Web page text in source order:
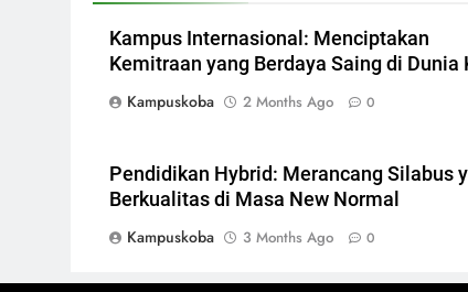
Kampus Internasional: Menciptakan
Kemitraan yang Berdaya Saing di Dunia
Kampuskoba
2 Months Ago 0
Pendidikan Hybrid: Merancang Silabus
Berkualitas di Masa New Normal
Kampuskoba
3 Months Ago 0